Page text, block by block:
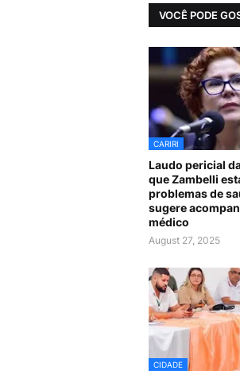
VOCÊ PODE
CARIRI
Laudo pericial
que Zambelli
problemas de
sugere
médico
August 27, 2025
CIDADE